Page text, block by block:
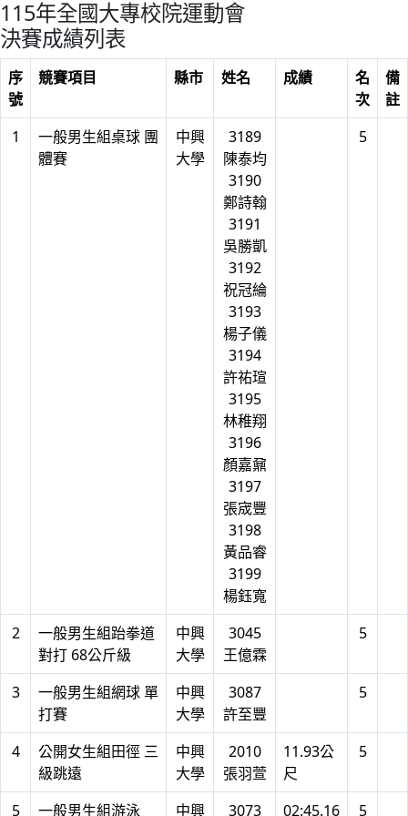
115年全國大專校院運動會
決賽成績列表
序
號
競賽項目 縣市 姓名 成績
名
次
備
註
1
一般男生組桌球 團
體賽
中興
大學
3189
陳泰均
3190
鄭詩翰
3191
吳勝凱
3192
祝冠綸
3193
楊子儀
3194
許祐瑄
3195
林稚翔
3196
顏嘉鼐
3197
張宬豐
3198
黃品睿
3199
楊鈺寬
5
2
一般男生組跆拳道
對打 68公斤級
中興
大學
3045
王億霖
5
3
一般男生組網球 單
打賽
中興
大學
3087
許至豐
5
4
公開女生組田徑 三
級跳遠
中興
大學
2010
張羽萱
11.93公
尺
5
5 一般男生組游泳 中興 3073 02:45.16 5